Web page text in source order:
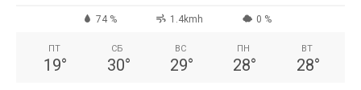
74 % 1.4kmh 0 %
ПТ
19°
СБ
30°
ВС
29°
ПН
28°
ВТ
28°